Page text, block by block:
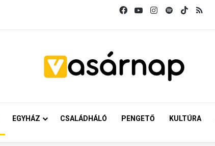
FacebookYouTubeInstagram
SpotifyTikTok
EGYHÁZ CSALÁDHÁLÓ PENGETŐ KULTÚRA